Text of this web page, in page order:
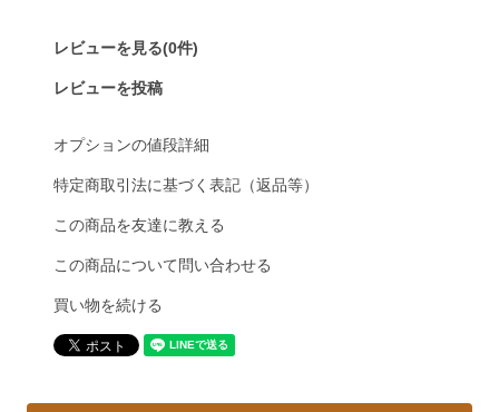
レビューを見る(0件)
レビューを投稿
オプションの値段詳細
特定商取引法に基づく表記（返品等）
この商品を友達に教える
この商品について問い合わせる
買い物を続ける